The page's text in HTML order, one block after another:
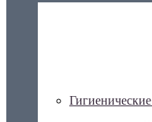
Гигиенические